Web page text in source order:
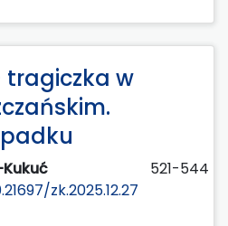
tragiczka w
521-544
zk.2025.12.27